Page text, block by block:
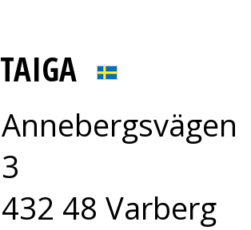
TAIGA
Annebergsvägen
3
432 48 Varberg